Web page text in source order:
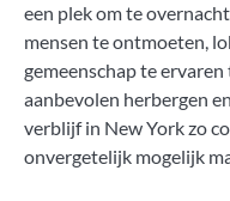
een plek om te
mensen te ontmoeten,
gemeenschap te
aanbevolen herbergen
verblijf in New York zo
onvergetelijk mogelijk